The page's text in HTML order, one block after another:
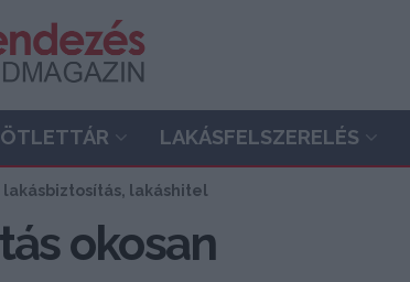
ÖTLETTÁR LAKÁSFELSZERELÉS
lakásbiztosítás, lakáshitel
okosan